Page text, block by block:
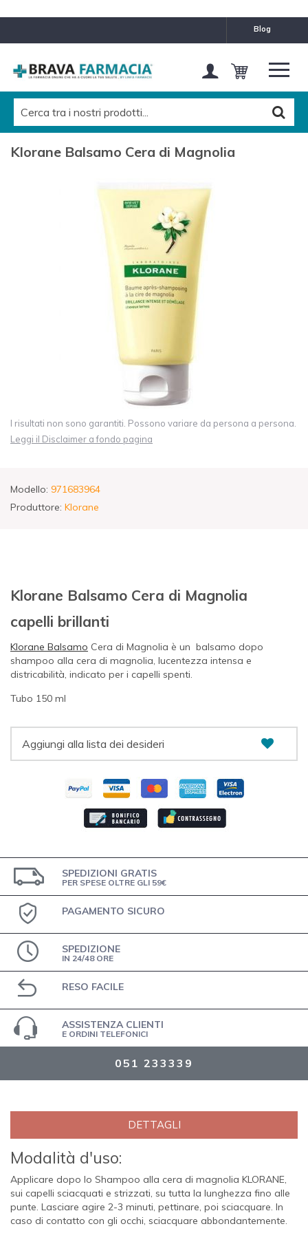
blog
Klorane Balsamo Cera di Magnolia
I risultati non sono garantiti. Possono variare da persona a persona.
Leggi il Disclaimer a fondo pagina
Modello: 971683964
Produttore: Klorane
Klorane Balsamo Cera di Magnolia
capelli brillanti
Klorane Balsamo Cera di Magnolia è un balsamo dopo
shampoo alla cera di magnolia, lucentezza intensa e
districabilità, indicato per i capelli spenti.
Tubo 150 ml
Aggiungi alla lista dei desideri
SPEDIZIONI GRATIS
PER SPESE OLTRE GLI 59€
PAGAMENTO SICURO
SPEDIZIONE
IN 24/48 ORE
RESO FACILE
ASSISTENZA CLIENTI
E ORDINI TELEFONICI
051 233339
DETTAGLI
Modalità d'uso:
Applicare dopo lo Shampoo alla cera di magnolia KLORANE,
sui capelli sciacquati e strizzati, su tutta la lunghezza fino alle
punte. Lasciare agire 2-3 minuti, pettinare, poi sciacquare. In
caso di contatto con gli occhi, sciacquare abbondantemente.